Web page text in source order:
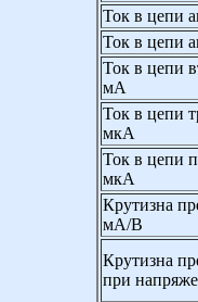
Ток в цепи
Ток в цепи
Ток в цепи
мА
Ток в цепи
мкА
Ток в цепи
мкА
Крутизна
мА/В
Крутизна
при